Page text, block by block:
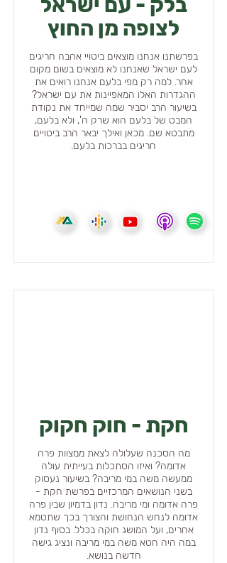
בלק - עם ישראל
לצופה מן החוץ
בפרשתנו אנחנו מוצאים ביטויי אהבה חריגים
לעם ישראל שאנחנו לא מוצאים בשום מקום
אחר. למה רק מפי בלעם אנחנו רואים את
ההגדרות האלו המאפיינות את עם ישראל?
בשיעור הרב יסביר שמה שמייחד את נקודת
המבט של בלעם הוא שרק ה', ולא בלעם,
מתבטא שם. מכאן ואילך יבאר הרב ביטויים
חריגים בברכות בלעם.
חקת - חוק חקוק
מה הסכנה שעלולה לצאת ממצוות פרה
אדומה? ואיזו הסתכלות בעייתית עולה
ממעשה משה במי מריבה? בשיעור נעסוק
בשני הנושאים המרכזיים בפרשת חקת -
פרה אדומה ומי מריבה. נדון בדמיון שבין פרה
אדומה לנחש הנחושת והצורך בכך שתטמא
אחרים, ועל המושג חוקה בכלל. בסוף נדון
במה היה חטא משה במי מריבה ונציג גישה
חדשה בנושא.